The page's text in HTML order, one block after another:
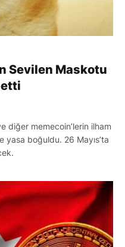
Sevilen Maskotu
diğer memecoin’lerin ilham
yasa boğuldu. 26 Mayıs’ta